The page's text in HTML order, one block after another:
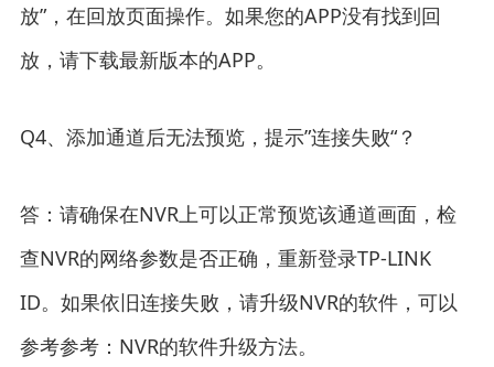
放”，在回放页面操作。如果您的APP没有找到回
放，请下载最新版本的APP。
Q4、添加通道后无法预览，提示”连接失败“？
答：请确保在NVR上可以正常预览该通道画面，检
查NVR的网络参数是否正确，重新登录TP-LINK
ID。如果依旧连接失败，请升级NVR的软件，可以
参考参考：NVR的软件升级方法。